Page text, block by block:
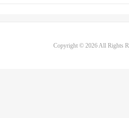
Copyright © 2026 All Rights